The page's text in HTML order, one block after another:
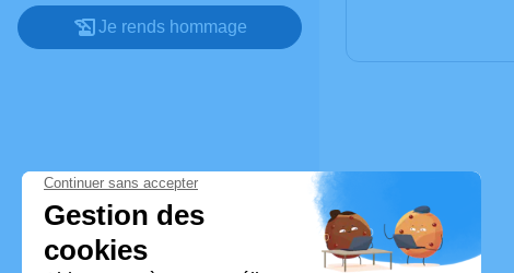
Je rends hommage